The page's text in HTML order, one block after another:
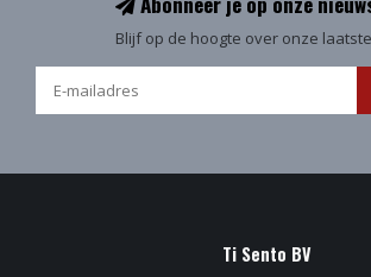
Blijf op de hoogte over onze
Ti Sento BV